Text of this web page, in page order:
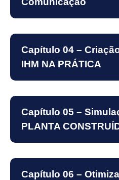
Capítulo 04 –
IHM NA PRÁTICA
Capítulo 05 –
PLANTA
Capítulo 06 –